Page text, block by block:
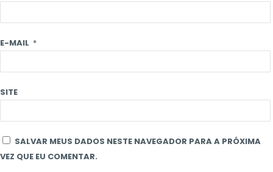
E-MAIL *
SITE
SALVAR MEUS DADOS NESTE NAVEGADOR PARA A PRÓXIMA
VEZ QUE EU COMENTAR.